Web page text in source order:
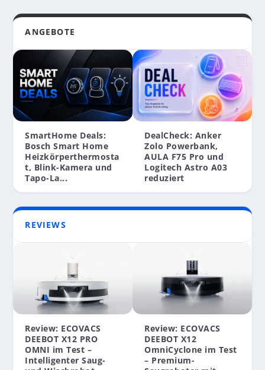
ANGEBOTE
SmartHome Deals:
Bosch Smart Home
Heizkörperthermosta
t, Blink-Kamera und
Tapo-La...
DealCheck: Anker
Zolo Powerbank,
AULA F75 Pro und
Logitech Astro A03
reduziert
REVIEWS
Review: ECOVACS
DEEBOT X12 PRO
OMNI im Test –
Intelligenter Saug-
Review: ECOVACS
DEEBOT X12
OmniCyclone im Test
– Premium-